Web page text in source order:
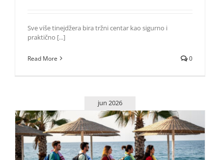
Sve više tinejdžera bira tržni centar kao sigurno i
praktično [...]
Read More 0
jun 2026